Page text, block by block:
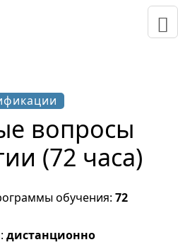
вопросы
(72 часа)
обучения: 72
дистанционно